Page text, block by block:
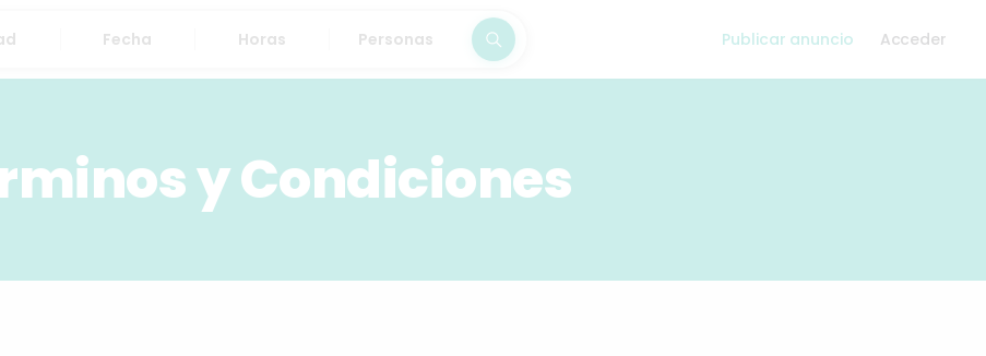
Fecha Horas Personas Buscar Publicar anuncio Acceder
y Condiciones